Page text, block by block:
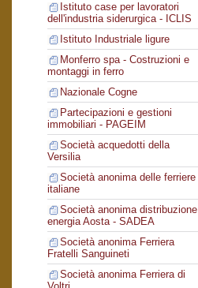
Istituto case per lavoratori
dell'industria siderurgica - ICLIS
Istituto Industriale ligure
Monferro spa - Costruzioni e
montaggi in ferro
Nazionale Cogne
Partecipazioni e gestioni
immobiliari - PAGEIM
Società acquedotti della
Versilia
Società anonima delle ferriere
italiane
Società anonima distribuzione
energia Aosta - SADEA
Società anonima Ferriera
Fratelli Sanguineti
Società anonima Ferriera di